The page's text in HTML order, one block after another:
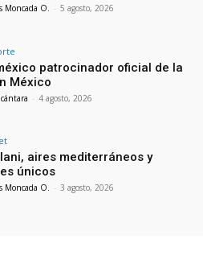
Moncada O. - 5 agosto, 2026
patrocinador oficial de la
México
- 4 agosto, 2026
aires mediterráneos y
únicos
Moncada O. - 3 agosto, 2026